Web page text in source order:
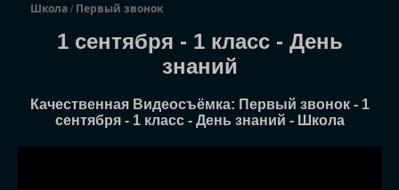
Школа / Первый звонок
1 сентября - 1 класс - День
знаний
Качественная Видеосъёмка: Первый звонок - 1
сентября - 1 класс - День знаний - Школа